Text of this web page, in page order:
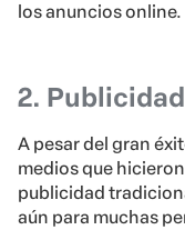
los anuncios online.
2.
A pesar del gran
medios que
publicidad
aún para muchas